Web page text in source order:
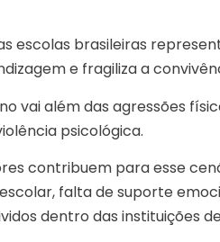
escolas brasileiras
e fragiliza a
vai além das agressões
psicológica.
contribuem para esse
falta de suporte
dentro das instituições